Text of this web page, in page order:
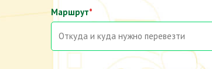
Маршрут*